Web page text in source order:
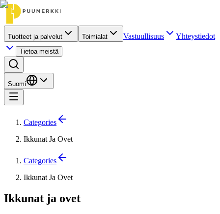
Tuotteet ja palvelut Toimialat Vastuullisuus Yhteystiedot
Tietoa meistä
Suomi
Categories
Ikkunat Ja Ovet
Categories
Ikkunat Ja Ovet
Ikkunat ja ovet